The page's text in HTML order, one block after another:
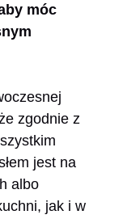
móc
zgodnie z
jest na
albo
jak i w